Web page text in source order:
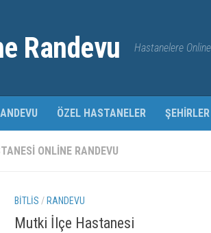
Randevu Hastanelere
ÖZEL HASTANELER ŞEHIRLER
ONLINE RANDEVU
BITLIS / RANDEVU
Mutki İlçe Hastanesi